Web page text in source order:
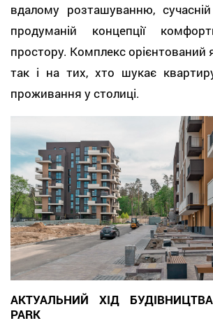
вдалому розташуванню, сучасній
продуманій концепції
простору. Комплекс орієнтований
так і на тих, хто шукає
проживання у столиці.
АКТУАЛЬНИЙ ХІД
PARK